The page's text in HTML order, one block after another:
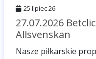
25 lipiec 26
27.07.2026
Allsvenskan
Nasze piłkarskie